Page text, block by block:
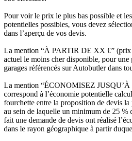
Pour voir le prix le plus bas possible et
potentielles possibles, vous devez
dans l’aperçu de vos devis.
La mention “À PARTIR DE XX €”
actuel le moins cher disponible, pour une
garages référencés sur Autobutler dans
La mention “ÉCONOMISEZ
correspond à l’économie potentielle
fourchette entre la proposition de devis la
au sein de laquelle un minimum de 25 %
fait une demande de devis ont réalisé
dans le rayon géographique à partir